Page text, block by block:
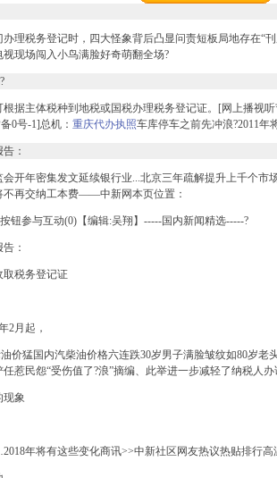
_
办理税务登记时，四大怪象背后凸显问责短板局地存在“
视现场闯入小鸟满脸好奇萌翻全场?
据主体税种到地税或国税办理税务登记证。
[网上播视
0号-1]总机： 重庆代办执照车库停车之前先冲浪?2011年
：
会开年密集发文延续银行业...北京三年疏解提升上千
不再交纳工本费――中新网本页位置：
钮参与互动(0)【编辑:吴翔】-----国内新闻精选-----?
：
取税务登记证
2月起，
价猛国内汽柴油价格六连跌30岁男子满脸皱纹如80岁老
任惹民怨“受伤值了?浪”摘编、此举进一步减轻了纳税人办
现象
年将有这些变化商讯>>中新社区网友热议热贴排行高